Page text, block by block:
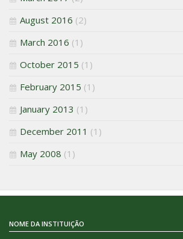
August 2016 (2)
March 2016 (1)
October 2015 (1)
February 2015 (1)
January 2013 (1)
December 2011 (1)
May 2008 (1)
NOME DA INSTITUIÇÃO